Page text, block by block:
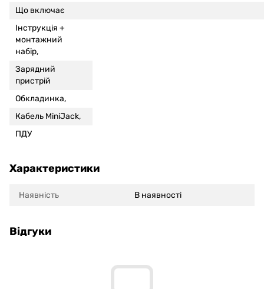
Що включає
Інструкція +
монтажний
набір,
Зарядний
пристрій
Обкладинка,
Кабель MiniJack,
ПДУ
Характеристики
Наявність В наявності
Відгуки